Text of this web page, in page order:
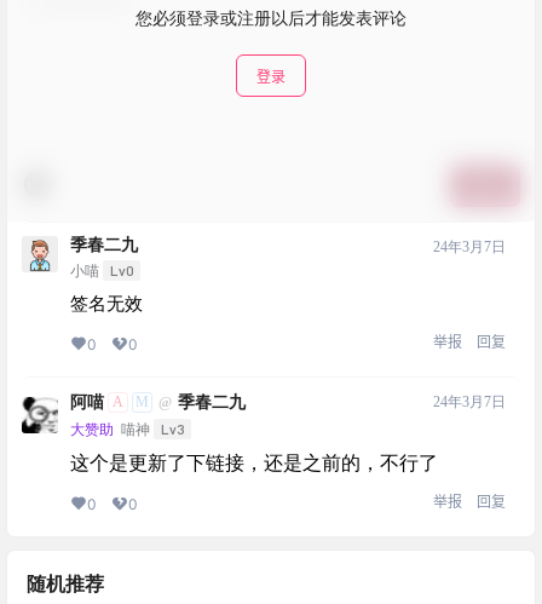
您必须登录或注册以后才能发表评论
登录
季春二九
小喵 Lv0
24年3月7日
签名无效
0 0 举报 回复
阿喵 A M @ 季春二九
大赞助 喵神 Lv3
24年3月7日
这个是更新了下链接，还是之前的，不行了
0 0 举报 回复
随机推荐